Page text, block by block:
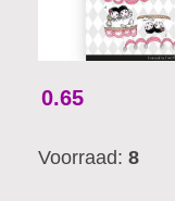
0.65
Voorraad: 8